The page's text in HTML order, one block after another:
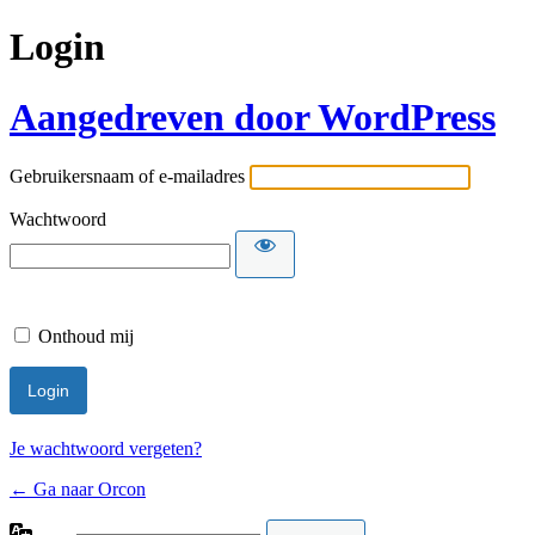
Login
Aangedreven door WordPress
Gebruikersnaam of e-mailadres
Wachtwoord
Onthoud mij
Je wachtwoord vergeten?
← Ga naar Orcon